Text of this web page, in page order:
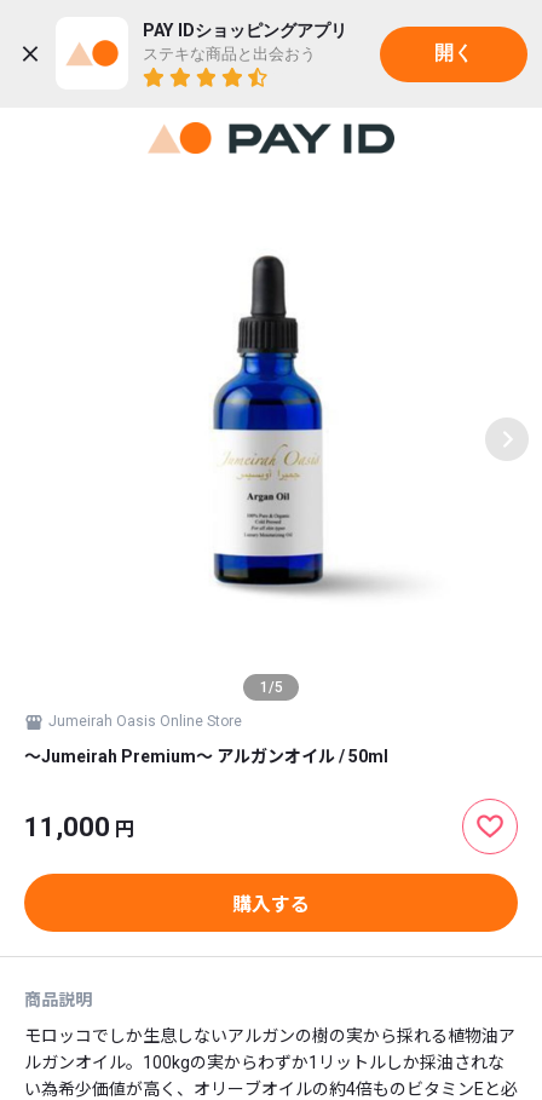
PAY IDショッピングアプリ
ステキな商品と出会おう 開く
1 /5
Jumeirah Oasis Online Store
〜Jumeirah Premium〜 アルガンオイル / 50ml
11,000 円
購入する
商品説明
モロッコでしか生息しないアルガンの樹の実から採れる植物油ア
ルガンオイル。100kgの実からわずか1リットルしか採油されな
い為希少価値が高く、オリーブオイルの約4倍ものビタミンEと必